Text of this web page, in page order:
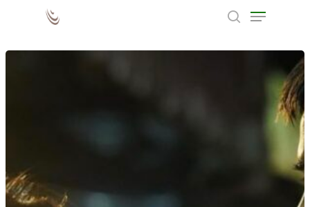
2 de Março